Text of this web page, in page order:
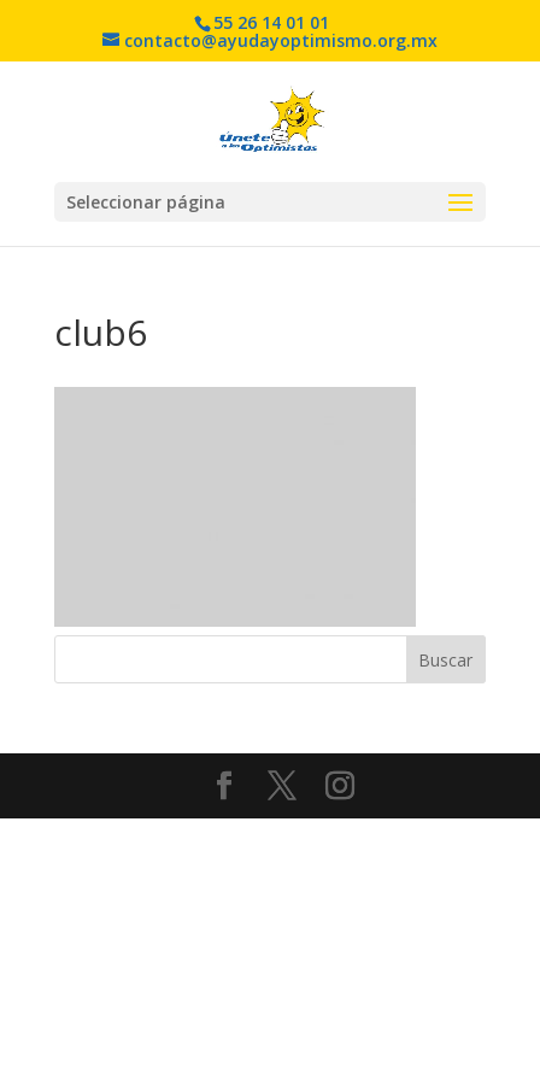
55 26 14 01 01
contacto@ayudayoptimismo.org.mx
Seleccionar página
club6